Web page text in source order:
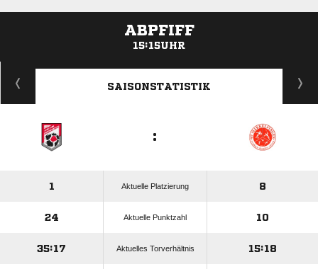
ABPFIFF
15:15UHR
ANZEIGE
SAISONSTATISTIK
:
1 Aktuelle Platzierung 8
24 Aktuelle Punktzahl 10
35:17 Aktuelles Torverhältnis 15:18